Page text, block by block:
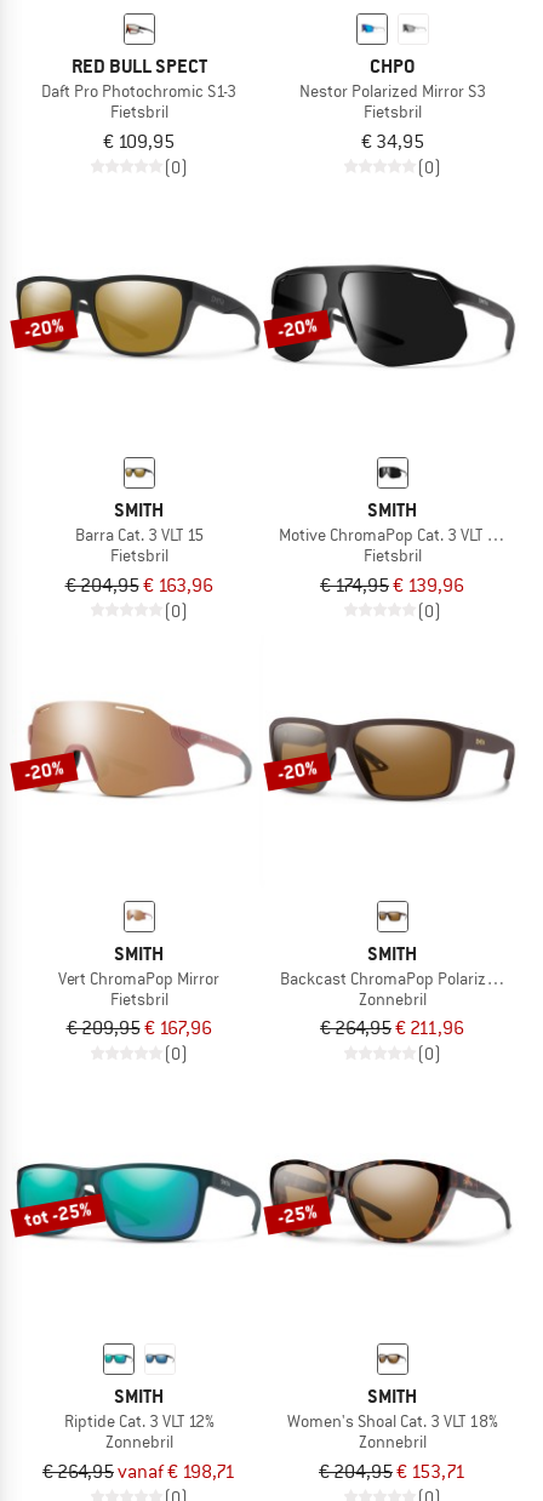
RED BULL SPECT
Daft Pro Photochromic S1-3
Fietsbril
€ 109,95
(0)
CHPO
Nestor Polarized Mirror S3
Fietsbril
€ 34,95
(0)
-20%
SMITH
Barra Cat. 3 VLT 15
Fietsbril
€ 204,95€ 163,96
(0)
-20%
SMITH
Motive ChromaPop Cat. 3 VLT 10%
Fietsbril
€ 174,95€ 139,96
(0)
-20%
SMITH
Vert ChromaPop Mirror
Fietsbril
€ 209,95€ 167,96
(0)
-20%
SMITH
Backcast ChromaPop Polarized S3
Zonnebril
€ 264,95€ 211,96
(0)
tot -25%
SMITH
Riptide Cat. 3 VLT 12%
Zonnebril
€ 264,95vanaf € 198,71
-25%
SMITH
Women's Shoal Cat. 3 VLT 18%
Zonnebril
€ 204,95€ 153,71